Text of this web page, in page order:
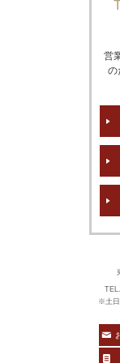
営
の
TEL.
※土日